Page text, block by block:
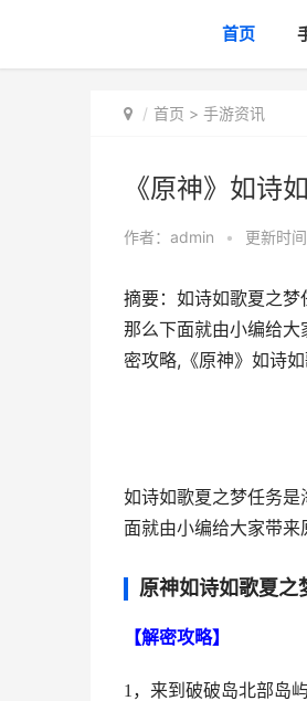
首页
首页 > 手游资讯
《原神》如诗
作者： admin • 更新时
摘要：如诗如歌夏之梦
那么下面就由小编给
密攻略,《原神》如诗
如诗如歌夏之梦任务
面就由小编给大家带来
原神如诗如歌夏之
【解密攻略】
1，来到破破岛北部岛